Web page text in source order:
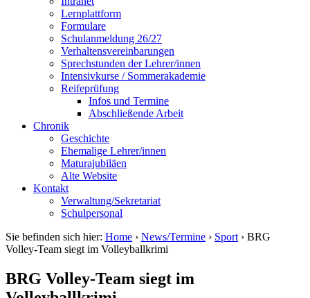
Lernplattform
Formulare
Schulanmeldung 26/27
Verhaltensvereinbarungen
Sprechstunden der Lehrer/innen
Intensivkurse / Sommerakademie
Reifeprüfung
Infos und Termine
Abschließende Arbeit
Chronik
Geschichte
Ehemalige Lehrer/innen
Maturajubiläen
Alte Website
Kontakt
Verwaltung/Sekretariat
Schulpersonal
Sie befinden sich hier: Home › News/Termine › Sport › BRG
Volley-Team siegt im Volleyballkrimi
BRG Volley-Team siegt im